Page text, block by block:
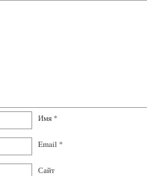
Имя *
Email *
Сайт